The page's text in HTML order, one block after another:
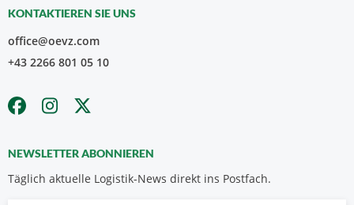
KONTAKTIEREN SIE UNS
office@oevz.com
+43 2266 801 05 10
NEWSLETTER ABONNIEREN
Täglich aktuelle Logistik-News direkt ins Postfach.